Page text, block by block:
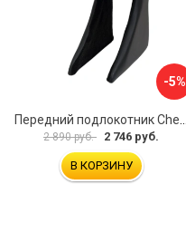
-5%
2 890 руб. 2 746 руб.
В КОРЗИНУ